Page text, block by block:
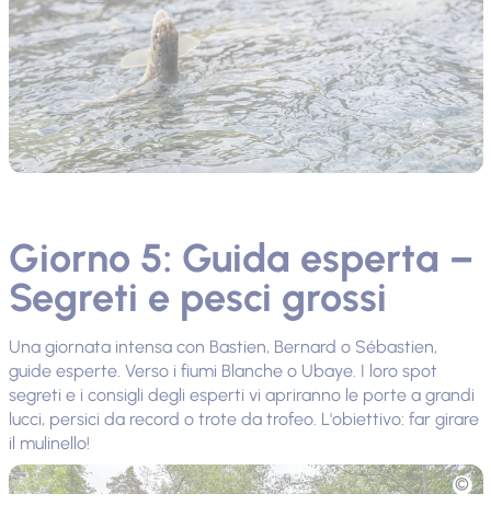
Giorno 5: Guida esperta –
Segreti e pesci grossi
Una giornata intensa con Bastien, Bernard o Sébastien,
guide esperte. Verso i fiumi Blanche o Ubaye. I loro spot
segreti e i consigli degli esperti vi apriranno le porte a grandi
lucci, persici da record o trote da trofeo. L'obiettivo: far girare
il mulinello!
Foto